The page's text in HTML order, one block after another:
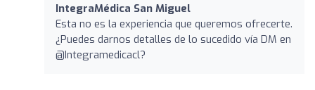
IntegraMédica San Miguel
Esta no es la experiencia que queremos ofrecerte.
¿Puedes darnos detalles de lo sucedido vía DM en
@Integramedicacl?